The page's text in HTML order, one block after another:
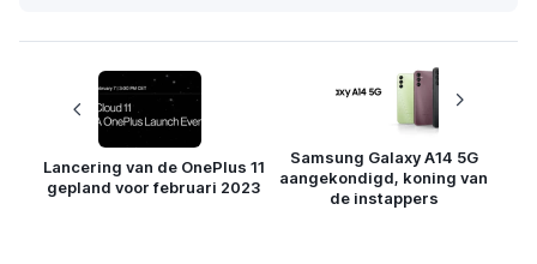
Lancering van de OnePlus 11
gepland voor februari 2023
Samsung Galaxy A14 5G
aangekondigd, koning van
de instappers